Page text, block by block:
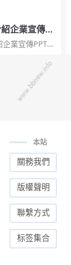
企業宣傳P
業宣傳PPT模
燈片模板，質
竟，黃色主色
形元素，炫酷
，共51頁，功
括關於我
本站
關務我們
版權聲明
聯繫方式
标签集合